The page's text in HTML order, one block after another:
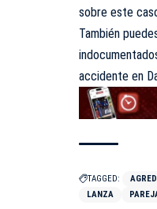
sobre este
También
accidente en
TAGGED:
LANZA